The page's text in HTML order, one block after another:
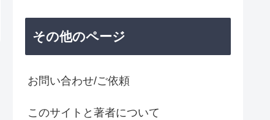
その他のページ
お問い合わせ/ご依頼
このサイトと著者について